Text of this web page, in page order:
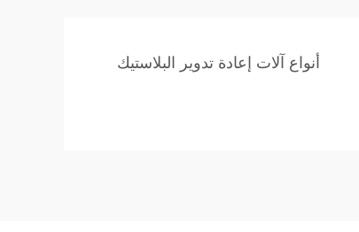
أنواع آلات إعادة تدوير البلاستيك